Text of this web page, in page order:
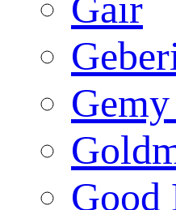
Gair
Good